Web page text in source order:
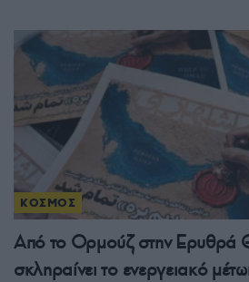
ΚΟΣΜΟΣ
Από το Ορμούζ στην
σκληραίνει το ενεργειακό